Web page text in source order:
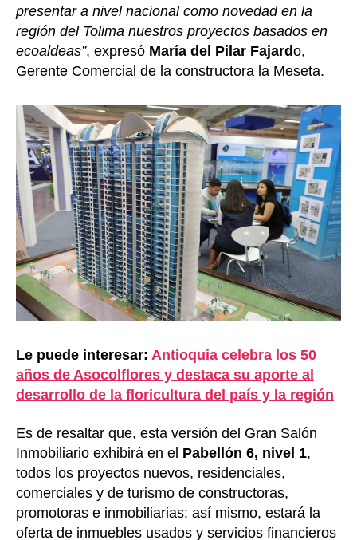
presentar a nivel nacional como novedad en la
región del Tolima nuestros proyectos basados en
ecoaldeas”, expresó María del Pilar Fajardo,
Gerente Comercial de la constructora la Meseta.
Le puede interesar: Antioquia celebra los 50
años de Asocolflores y destaca su aporte al
desarrollo de la floricultura del país y la región
Es de resaltar que, esta versión del Gran Salón
Inmobiliario exhibirá en el Pabellón 6, nivel 1,
todos los proyectos nuevos, residenciales,
comerciales y de turismo de constructoras,
promotoras e inmobiliarias; así mismo, estará la
oferta de inmuebles usados y servicios financieros